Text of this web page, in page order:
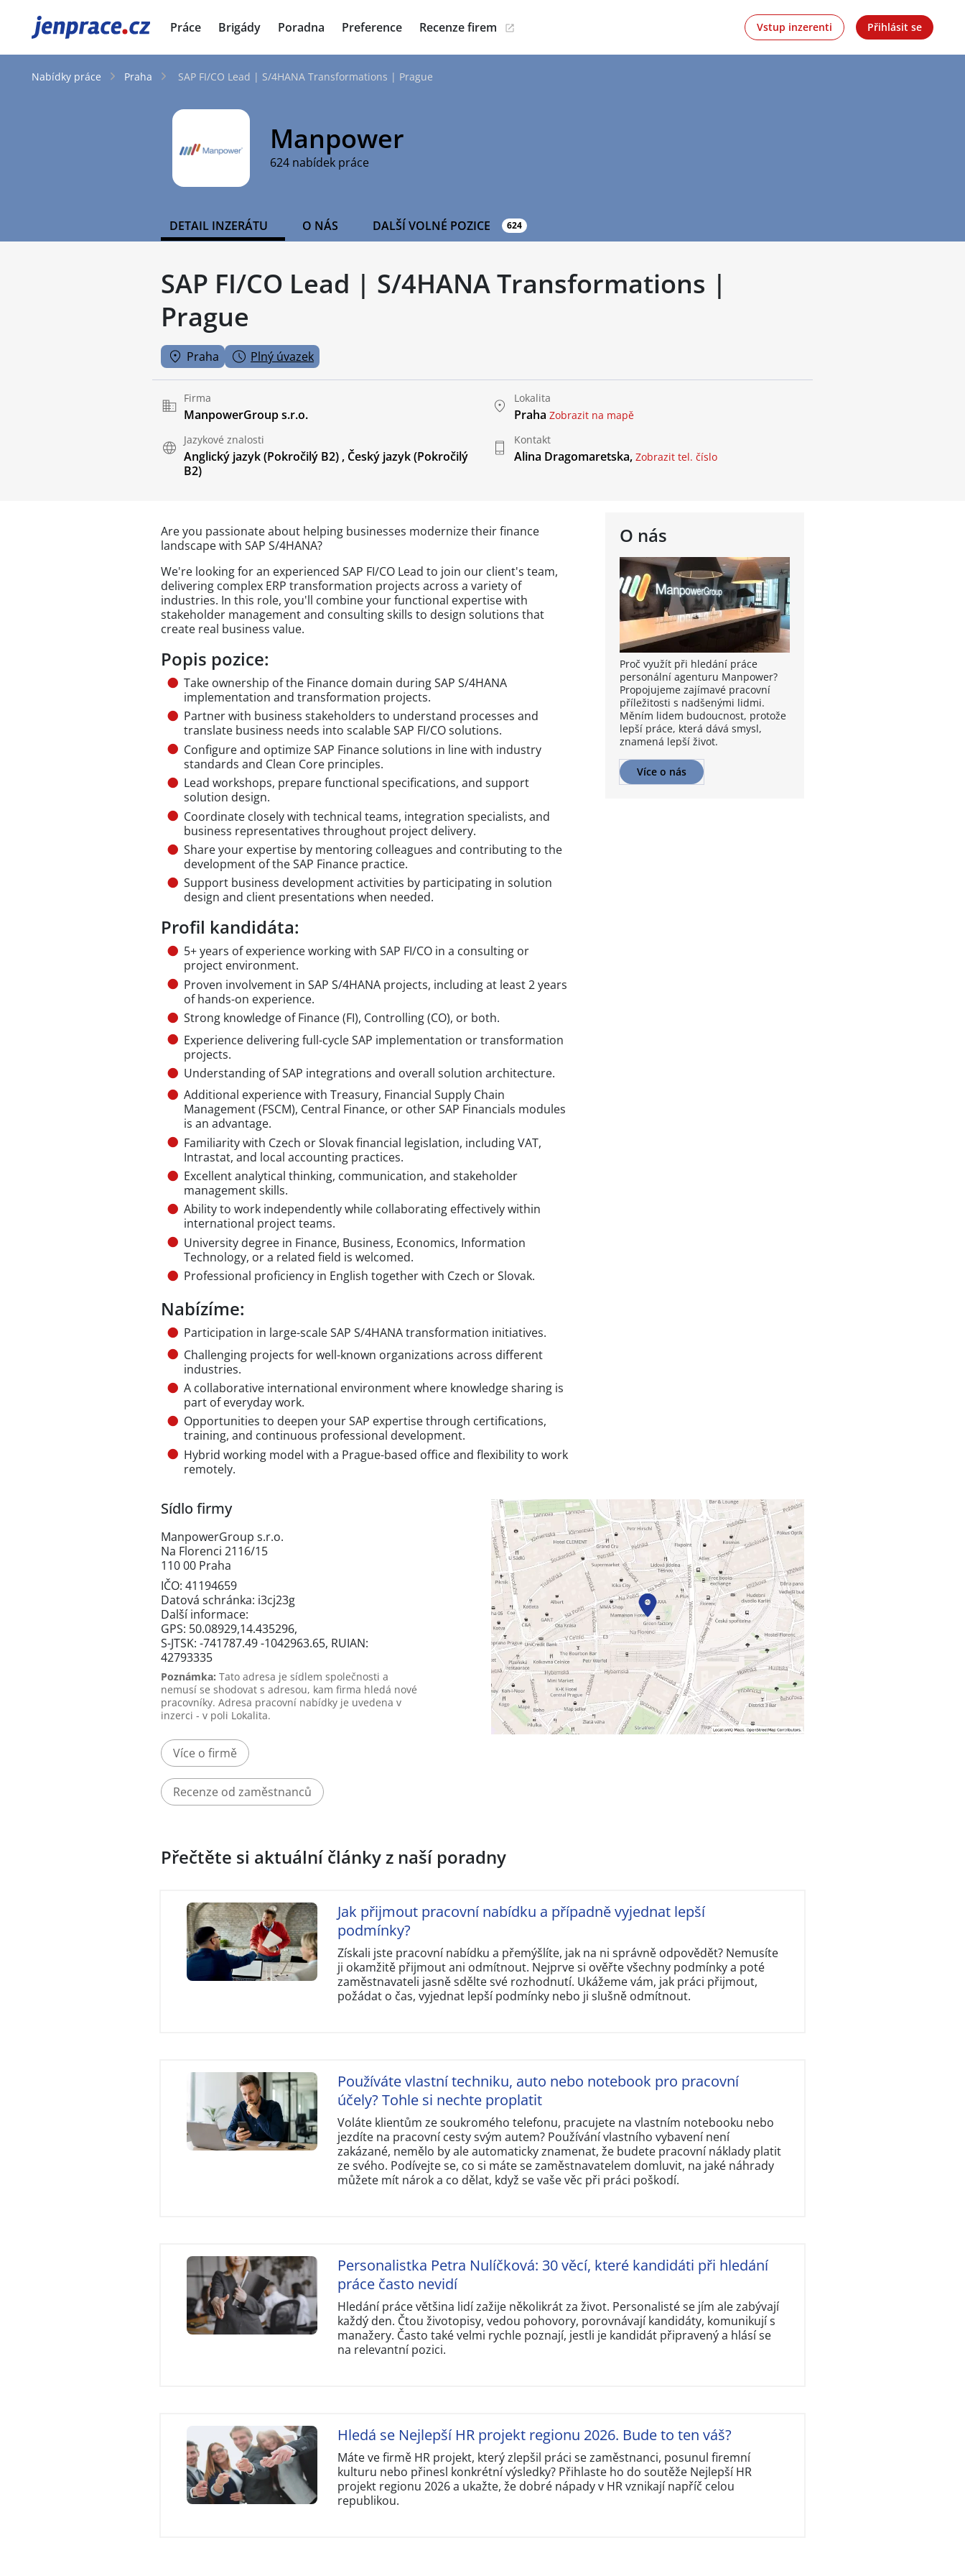
JenPráce.cz Práce Brigády Poradna Preference Recenze firem Vstup inzerenti Přihlásit se
Nabídky práce Praha SAP FI/CO Lead | S/4HANA Transformations | Prague
Manpower
624 nabídek práce
DETAIL INZERÁTU O NÁS DALŠÍ VOLNÉ POZICE 624
SAP FI/CO Lead | S/4HANA Transformations |
Prague
Praha Plný úvazek
Firma
ManpowerGroup s.r.o.
Lokalita
Praha Zobrazit na mapě
Jazykové znalosti
Anglický jazyk(Pokročilý B2) , Český jazyk(Pokročilý
B2)
Kontakt
Alina Dragomaretska, Zobrazit tel. číslo
O nás
Proč využít při hledání práce
personální agenturu Manpower?
Propojujeme zajímavé pracovní
příležitosti s nadšenými lidmi.
Měním lidem budoucnost, protože
lepší práce, která dává smysl,
znamená lepší život.
Více o nás
Are you passionate about helping businesses modernize their finance
landscape with SAP S/4HANA?
We're looking for an experienced SAP FI/CO Lead to join our client's team,
delivering complex ERP transformation projects across a variety of
industries. In this role, you'll combine your functional expertise with
stakeholder management and consulting skills to design solutions that
create real business value.
Popis pozice:
Take ownership of the Finance domain during SAP S/4HANA
implementation and transformation projects.
Partner with business stakeholders to understand processes and
translate business needs into scalable SAP FI/CO solutions.
Configure and optimize SAP Finance solutions in line with industry
standards and Clean Core principles.
Lead workshops, prepare functional specifications, and support
solution design.
Coordinate closely with technical teams, integration specialists, and
business representatives throughout project delivery.
Share your expertise by mentoring colleagues and contributing to the
development of the SAP Finance practice.
Support business development activities by participating in solution
design and client presentations when needed.
Profil kandidáta:
5+ years of experience working with SAP FI/CO in a consulting or
project environment.
Proven involvement in SAP S/4HANA projects, including at least 2 years
of hands-on experience.
Strong knowledge of Finance (FI), Controlling (CO), or both.
Experience delivering full-cycle SAP implementation or transformation
projects.
Understanding of SAP integrations and overall solution architecture.
Additional experience with Treasury, Financial Supply Chain
Management (FSCM), Central Finance, or other SAP Financials modules
is an advantage.
Familiarity with Czech or Slovak financial legislation, including VAT,
Intrastat, and local accounting practices.
Excellent analytical thinking, communication, and stakeholder
management skills.
Ability to work independently while collaborating effectively within
international project teams.
University degree in Finance, Business, Economics, Information
Technology, or a related field is welcomed.
Professional proficiency in English together with Czech or Slovak.
Nabízíme:
Participation in large-scale SAP S/4HANA transformation initiatives.
Challenging projects for well-known organizations across different
industries.
A collaborative international environment where knowledge sharing is
part of everyday work.
Opportunities to deepen your SAP expertise through certifications,
training, and continuous professional development.
Hybrid working model with a Prague-based office and flexibility to work
remotely.
Sídlo firmy
ManpowerGroup s.r.o.
Na Florenci 2116/15
110 00 Praha
IČO: 41194659
Datová schránka: i3cj23g
Další informace:
GPS: 50.08929,14.435296,
S-JTSK: -741787.49 -1042963.65, RUIAN:
42793335
Poznámka: Tato adresa je sídlem společnosti a
nemusí se shodovat s adresou, kam firma hledá nové
pracovníky. Adresa pracovní nabídky je uvedena v
inzerci - v poli Lokalita.
Více o firmě
Recenze od zaměstnanců
Přečtěte si aktuální články z naší poradny
Jak přijmout pracovní nabídku a případně vyjednat lepší
podmínky?
Získali jste pracovní nabídku a přemýšlíte, jak na ni správně odpovědět? Nemusíte
ji okamžitě přijmout ani odmítnout. Nejprve si ověřte všechny podmínky a poté
zaměstnavateli jasně sdělte své rozhodnutí. Ukážeme vám, jak práci přijmout,
požádat o čas, vyjednat lepší podmínky nebo ji slušně odmítnout.
Používáte vlastní techniku, auto nebo notebook pro pracovní
účely? Tohle si nechte proplatit
Voláte klientům ze soukromého telefonu, pracujete na vlastním notebooku nebo
jezdíte na pracovní cesty svým autem? Používání vlastního vybavení není
zakázané, nemělo by ale automaticky znamenat, že budete pracovní náklady platit
ze svého. Podívejte se, co si máte se zaměstnavatelem domluvit, na jaké náhrady
můžete mít nárok a co dělat, když se vaše věc při práci poškodí.
Personalistka Petra Nulíčková: 30 věcí, které kandidáti při hledání
práce často nevidí
Hledání práce většina lidí zažije několikrát za život. Personalisté se jím ale zabývají
každý den. Čtou životopisy, vedou pohovory, porovnávají kandidáty, komunikují s
manažery. Často také velmi rychle poznají, jestli je kandidát připravený a hlásí se
na relevantní pozici.
Hledá se Nejlepší HR projekt regionu 2026. Bude to ten váš?
Máte ve firmě HR projekt, který zlepšil práci se zaměstnanci, posunul firemní
kulturu nebo přinesl konkrétní výsledky? Přihlaste ho do soutěže Nejlepší HR
projekt regionu 2026 a ukažte, že dobré nápady v HR vznikají napříč celou
republikou.